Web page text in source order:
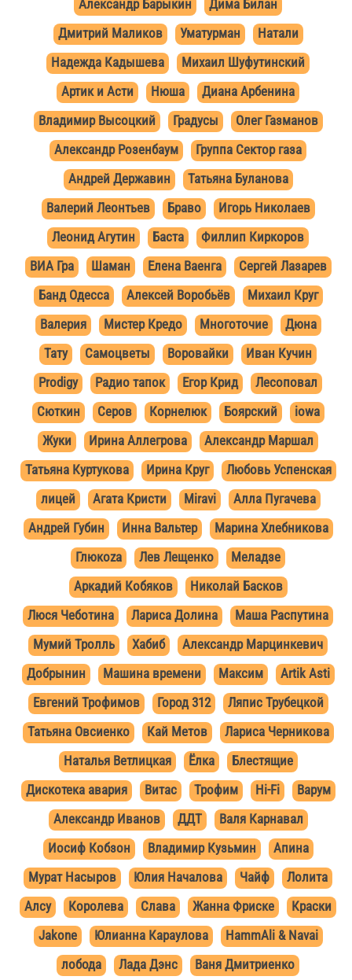
Александр Барыкин
Дима Билан
Дмитрий Маликов
Уматурман
Натали
Надежда Кадышева
Михаил Шуфутинский
Артик и Асти
Нюша
Диана Арбенина
Владимир Высоцкий
Градусы
Олег Газманов
Александр Розенбаум
Группа Сектор газа
Андрей Державин
Татьяна Буланова
Валерий Леонтьев
Браво
Игорь Николаев
Леонид Агутин
Баста
Филлип Киркоров
ВИА Гра
Шаман Елена Ваенга
Сергей Лазарев
Банд Одесса
Алексей Воробьёв
Михаил Круг
Валерия
Мистер Кредо Многоточие
Дюна
Тату
Самоцветы Воровайки
Иван Кучин
Prodigy
Радио тапок Егор Крид
Лесоповал
Сюткин
Серов Корнелюк Боярский
iowa
Жуки
Ирина Аллегрова
Александр Маршал
Татьяна Куртукова
Ирина Круг
Любовь Успенская
лицей
Агата Кристи Miravi
Алла Пугачева
Андрей Губин
Инна Вальтер
Марина Хлебникова
Глюкozа
Лев Лещенко
Меладзе
Аркадий Кобяков
Николай Басков
Люся Чеботина
Лариса Долина
Маша Распутина
Мумий Тролль
Хабиб
Александр Марцинкевич
Добрынин
Машина времени Максим
Artik Asti
Евгений Трофимов
Город 312
Ляпис Трубецкой
Татьяна Овсиенко
Кай Метов
Лариса Черникова
Наталья Ветлицкая
Ёлка
Блестящие
Дискотека авария
Витас Трофим Hi-Fi
Варум
Александр Иванов
ДДТ
Валя Карнавал
Иосиф Кобзон
Владимир Кузьмин
Апина
Мурат Насыров
Юлия Началова Чайф
Лолита
Алсу
Королева Слава Жанна Фриске
Краски
Jakone
Юлианна Караулова
HammAli & Navai
лобода
Лада Дэнс
Ваня Дмитриенко